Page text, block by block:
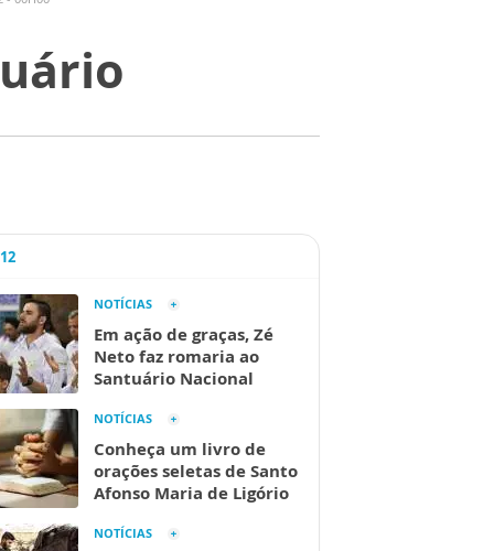
NOTÍCIAS
Em ação de graças, Zé
Neto faz romaria ao
Santuário Nacional
NOTÍCIAS
Conheça um livro de
orações seletas de Santo
Afonso Maria de Ligório
NOTÍCIAS